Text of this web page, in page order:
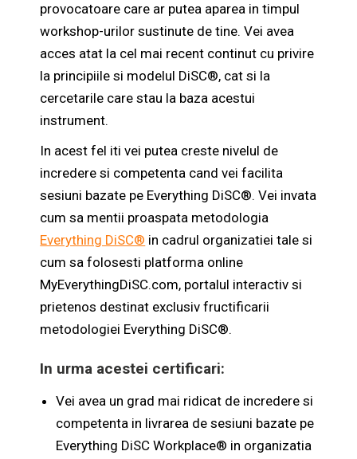
provocatoare care ar putea aparea in timpul
workshop-urilor sustinute de tine. Vei avea
acces atat la cel mai recent continut cu privire
la principiile si modelul DiSC®, cat si la
cercetarile care stau la baza acestui
instrument.
In acest fel iti vei putea creste nivelul de
incredere si competenta cand vei facilita
sesiuni bazate pe Everything DiSC®. Vei invata
cum sa mentii proaspata metodologia
Everything DiSC® in cadrul organizatiei tale si
cum sa folosesti platforma online
MyEverythingDiSC.com, portalul interactiv si
prietenos destinat exclusiv fructificarii
metodologiei Everything DiSC®.
In urma acestei certificari:
Vei avea un grad mai ridicat de incredere si
competenta in livrarea de sesiuni bazate pe
Everything DiSC Workplace® in organizatia